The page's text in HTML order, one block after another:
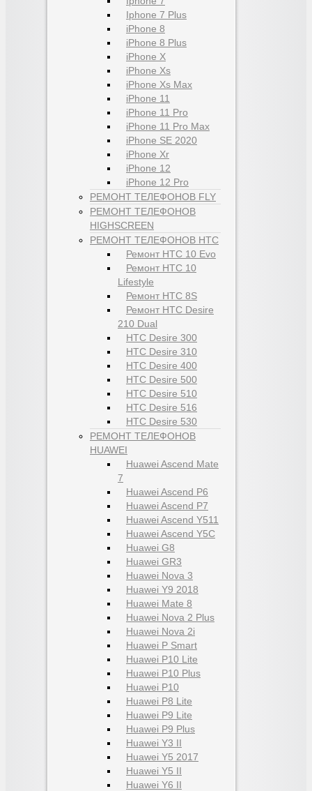
Iphone 7 Plus
iPhone 8
iPhone 8 Plus
iPhone X
iPhone Xs
iPhone Xs Max
iPhone 11
iPhone 11 Pro
iPhone 11 Pro Max
iPhone SE 2020
iPhone Xr
iPhone 12
iPhone 12 Pro
РЕМОНТ ТЕЛЕФОНОВ FLY
РЕМОНТ ТЕЛЕФОНОВ
HIGHSCREEN
РЕМОНТ ТЕЛЕФОНОВ HTC
Ремонт HTC 10 Evo
Ремонт HTC 10
Lifestyle
Ремонт HTC 8S
Ремонт HTC Desire
210 Dual
HTC Desire 300
HTC Desire 310
HTC Desire 400
HTC Desire 500
HTC Desire 510
HTC Desire 516
HTC Desire 530
РЕМОНТ ТЕЛЕФОНОВ
HUAWEI
Huawei Ascend Mate
7
Huawei Ascend P6
Huawei Ascend P7
Huawei Ascend Y511
Huawei Ascend Y5C
Huawei G8
Huawei GR3
Huawei Nova 3
Huawei Y9 2018
Huawei Mate 8
Huawei Nova 2 Plus
Huawei Nova 2i
Huawei P Smart
Huawei P10 Lite
Huawei P10 Plus
Huawei P10
Huawei P8 Lite
Huawei P9 Lite
Huawei P9 Plus
Huawei Y3 II
Huawei Y5 2017
Huawei Y5 II
Huawei Y6 II